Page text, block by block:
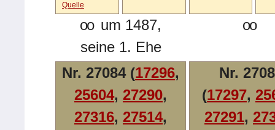
Quelle
oo um 1487,
seine 1. Ehe
oo
Nr. 27084 (17296,
25604, 27290,
27316, 27514,
Nr.
(17297,
27291,